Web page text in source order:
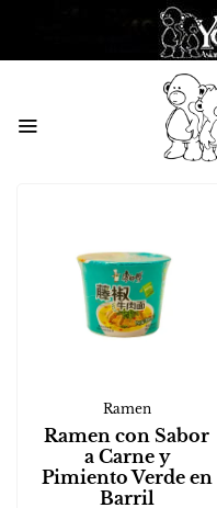
Ramen
Ramen con Sabor
a Carne y
Pimiento Verde en
Barril